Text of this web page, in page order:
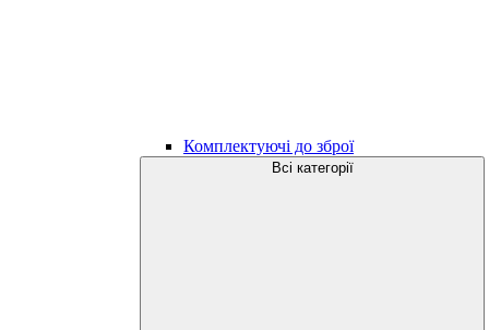
Комплектуючі до зброї
Всі категорії